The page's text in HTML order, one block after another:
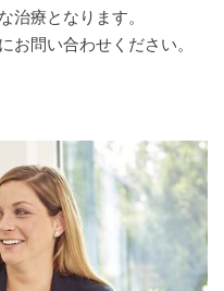
治療となります。
お問い合わせください。